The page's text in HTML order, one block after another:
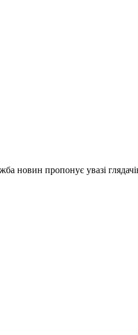
новин пропонує увазі